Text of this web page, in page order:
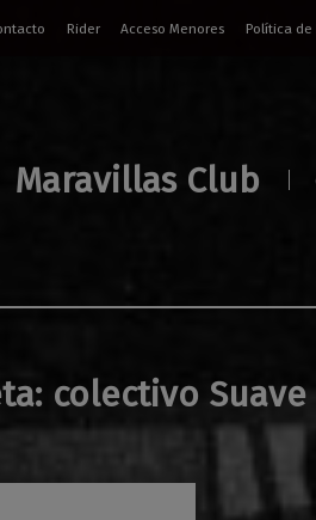
Rider Acceso Menores Política de
Maravillas Club
colectivo Suave